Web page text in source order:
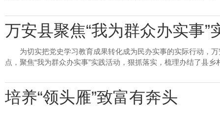
万安县聚焦“我为群众办实事”
为切实把党史学习教育成果转化成为民办实事的实际行动，
点，聚焦“我为群众办实事”实践活动，狠抓落实，梳理办结了县乡
培养“领头雁”致富有奔头